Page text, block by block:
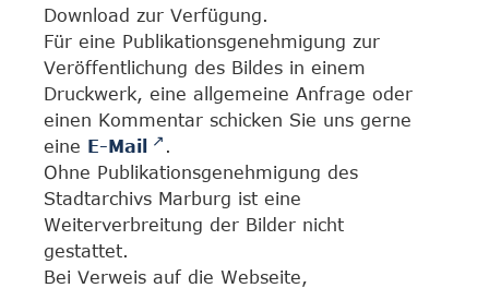
Download zur Verfügung.
Für eine Publikationsgenehmigung zur
Veröffentlichung des Bildes in einem
Druckwerk, eine allgemeine Anfrage oder
einen Kommentar schicken Sie uns gerne
eine E-Mail
.
Ohne Publikationsgenehmigung des
Stadtarchivs Marburg ist eine
Weiterverbreitung der Bilder nicht
gestattet.
Bei Verweis auf die Webseite,